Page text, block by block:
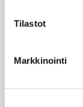
Tilastot
Markkinointi
Tapahtumakalenteri